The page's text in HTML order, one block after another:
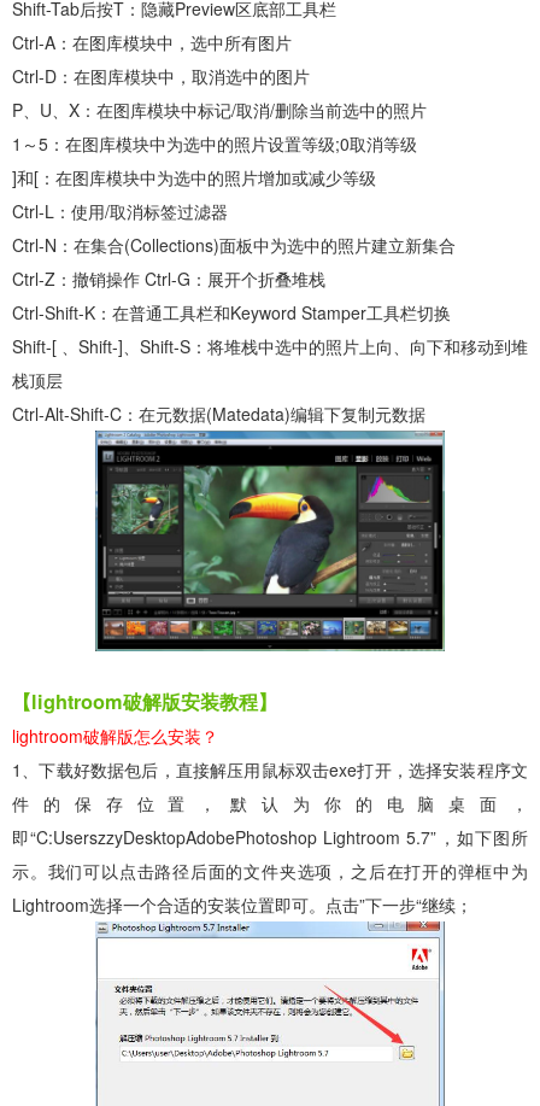
Shift-Tab后按T：隐藏Preview区底部工具栏
Ctrl-A：在图库模块中，选中所有图片
Ctrl-D：在图库模块中，取消选中的图片
P、U、X：在图库模块中标记/取消/删除当前选中的照片
1～5：在图库模块中为选中的照片设置等级;0取消等级
]和[：在图库模块中为选中的照片增加或减少等级
Ctrl-L：使用/取消标签过滤器
Ctrl-N：在集合(Collections)面板中为选中的照片建立新集合
Ctrl-Z：撤销操作 Ctrl-G：展开个折叠堆栈
Ctrl-Shift-K：在普通工具栏和Keyword Stamper工具栏切换
Shift-[ 、Shift-]、Shift-S：将堆栈中选中的照片上向、向下和移动到堆
栈顶层
Ctrl-Alt-Shift-C：在元数据(Matedata)编辑下复制元数据
【lightroom破解版安装教程】
lightroom破解版怎么安装？
1、下载好数据包后，直接解压用鼠标双击exe打开，选择安装程序文
件的保存位置，默认为你的电脑桌面，
即“C:UserszzyDesktopAdobePhotoshop Lightroom 5.7”，如下图所
示。我们可以点击路径后面的文件夹选项，之后在打开的弹框中为
Lightroom选择一个合适的安装位置即可。点击”下一步“继续；